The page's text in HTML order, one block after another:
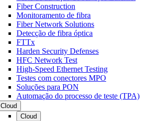
Fiber Construction
Monitoramento de fibra
Fiber Network Solutions
Detecção de fibra óptica
FTTx
Harden Security Defenses
HFC Network Test
High-Speed Ethernet Testing
Testes com conectores MPO
Soluções para PON
Automação do processo de teste (TPA)
Cloud
Cloud